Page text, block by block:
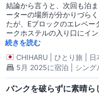
結論から言うと、次回も泊
ーターの場所が分かりづら
たが、Eブロックのエレベ
ークホステルの入り口にイ
すとスタッフが出迎えてく
レが一緒になってるタイプ
題なかったです。タオルは
スタイルです。シミがつい
分で選びましょう。布団も
にウォーターサーバーがあ
続きを読む
CHIHARU
ひとり旅
日
5月 2025に宿泊 | シング
バンクを破らずに素晴ら